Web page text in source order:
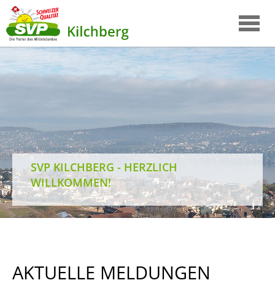
SVP KILCHBERG - HERZLICH
WILLKOMMEN!
AKTUELLE MELDUNGEN